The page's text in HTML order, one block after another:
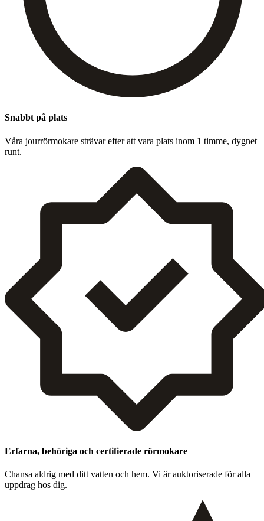
Snabbt på plats
Våra jour­rörmokare strä­var efter att vara plats inom 1 timme, dygnet
runt.
Erfarna, behöriga och certifierade rörmokare
Chansa aldrig med ditt vat­ten och hem. Vi är auk­toris­er­ade för alla
upp­drag hos dig.